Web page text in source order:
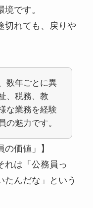
です。
切れても、戻りや
数年ごとに異
、 税務、 教
な業務を経験
の魅力です。
の価値」】
れは「公務員っ
たんだな」という